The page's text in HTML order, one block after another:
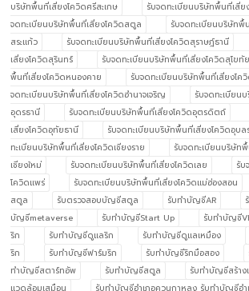
บริษัทพื้นที่เสี่ยงโควิดศรีสะเกษ
รับจดทะเบียนบริษัทพื้นที่เสี่
จดทะเบียนบริษัทพื้นที่เสี่ยงโควิดสตูล
รับจดทะเบียนบริษัทพื้
สระแก้ว
รับจดทะเบียนบริษัทพื้นที่เสี่ยงโควิดสุราษฎ์ธานี
เสี่ยงโควิดสุรินทร์
รับจดทะเบียนบริษัทพื้นที่เสี่ยงโควิดสุโขทัย
พื้นที่เสี่ยงโควิดหนองคาย
รับจดทะเบียนบริษัทพื้นที่เสี่ยงโค
จดทะเบียนบริษัทพื้นที่เสี่ยงโควิดอำนาจเจริญ
รับจดทะเบียน
อุดรธานี
รับจดทะเบียนบริษัทพื้นที่เสี่ยงโควิดอุตรดิตถ์
เสี่ยงโควิดอุทัยธานี
รับจดทะเบียนบริษัทพื้นที่เสี่ยงโควิดอุบล
ทะเบียนบริษัทพื้นที่เสี่ยงโควิดเชียงราย
รับจดทะเบียนบริษัท
เชียงใหม่
รับจดทะเบียนบริษัทพื้นที่เสี่ยงโควิดเลย
รับ
โควิดแพร่
รับจดทะเบียนบริษัทพื้นที่เสี่ยงโควิดแม่ฮ่องสอน
สตูล
รับตรวจสอบบัญชีสตูล รับทำบัญชีAR
บัญชีmetaverse
รับทำบัญชีStart Up รับทำบัญชี
ริก
รับทำบัญชีดูแลริก รับทำบัญชีดูแลเหมือง
ริก
รับทำบัญชีฟาร์มริก รับทำบัญชีริกมือสอง
ทำบัญชีสตาร์ทอัพ
รับทำบัญชีสตูล รับทำบัญชีสร้าง
แวดล้อมเสมือน
รับทำบัญชีอำเภอควนกาหลง รับทำบัญชีอำ